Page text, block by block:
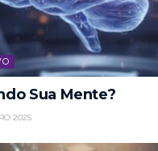
Sua Mente?
2025